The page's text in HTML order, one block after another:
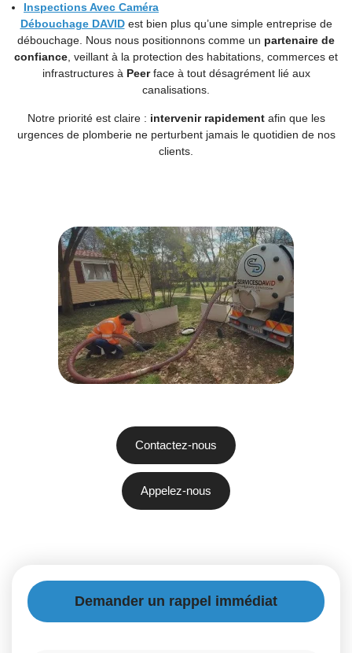
Inspections Avec Caméra
Débouchage DAVIDest bien plus qu’une simple entreprise de
débouchage. Nous nous positionnons comme un partenaire de
confiance, veillant à la protection des habitations, commerces et
infrastructures à Peerface à tout désagrément lié aux
canalisations.
Notre priorité est claire : intervenir rapidementafin que les
urgences de plomberie ne perturbent jamais le quotidien de nos
clients.
Contactez-nous
Appelez-nous
Demander un rappel immédiat